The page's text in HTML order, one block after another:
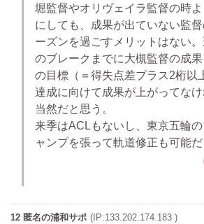
堀監督やオリヴェイラ監督の時
にしても、成果が出ていない監
ーズンを過ごすメリットはない
のブレークまでに大槻監督の成
の目標（＝得失点差プラス2桁以
達成に向けて成果が上がってな
当然だと思う。
来季はACLもないし、東京五輪
ャンプを張って軌道修正も可能だ
12 匿名の浦和サポ (IP:133.202.174.183 )